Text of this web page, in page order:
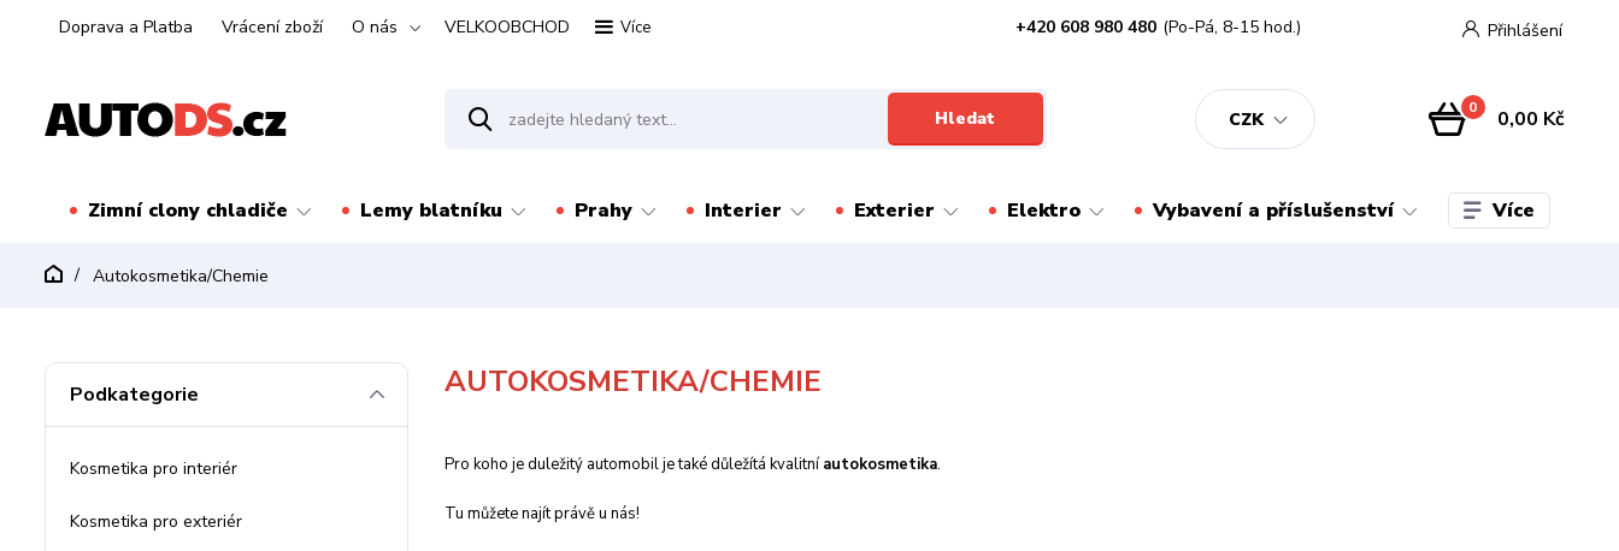
Doprava a Platba Vrácení zboží O nás VELKOOBCHOD Více
CZK
Přihlášení
Hledat
+420 608 980 480 (Po-Pá, 8-15 hod.)
0 0,00 Kč
Zimní clony chladiče Lemy blatníku Prahy Interier Exterier Elektro Vybavení a příslušenství Více
Autokosmetika/Chemie
AUTOKOSMETIKA/CHEMIE
Pro koho je duležitý automobil je také důležítá kvalitníautokosmetika.
Tu můžete najít právě u nás!
Podkategorie
Kosmetika pro interiér
Kosmetika pro exteriér